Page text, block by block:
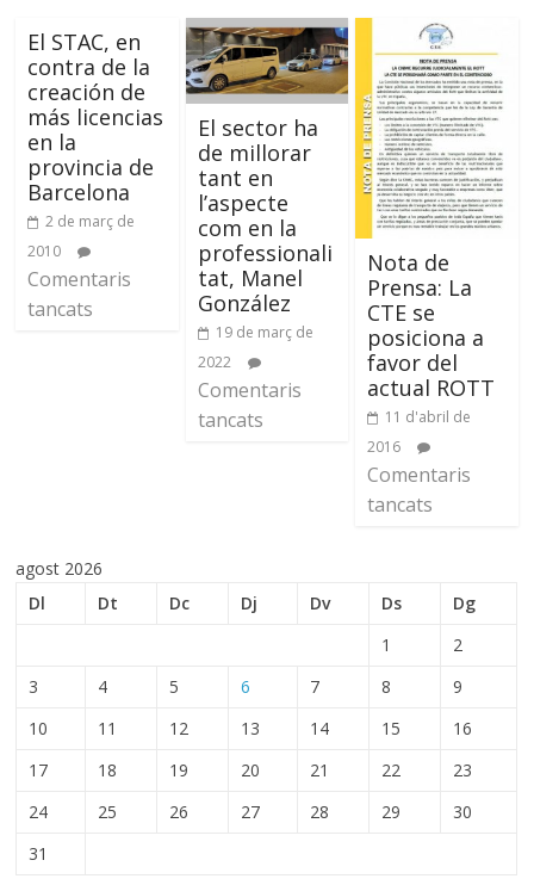
El STAC, en
contra de la
creación de
más licencias
en la
provincia de
Barcelona
2 de març de
2010
Comentaris
tancats
El sector ha
de millorar
tant en
l’aspecte
com en la
professionali
tat, Manel
González
19 de març de
2022
Comentaris
tancats
Nota de
Prensa: La
CTE se
posiciona a
favor del
actual ROTT
11 d'abril de
2016
Comentaris
tancats
agost 2026
Dl
Dt Dc Dj Dv Ds
Dg
1
2
3
4 5 6 7 8
9
10
11 12 13 14 15
16
17
18 19 20 21 22
23
24
25 26 27 28 29
30
31